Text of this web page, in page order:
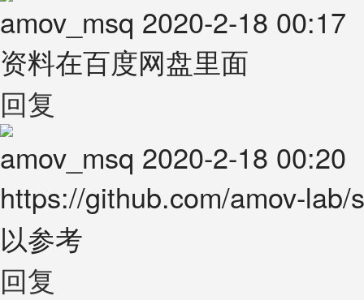
amov_msq 2020-2-18 00:17
资料在百度网盘里面
回复
amov_msq 2020-2-18 00:20
https://github.com/amov-
以参考
回复